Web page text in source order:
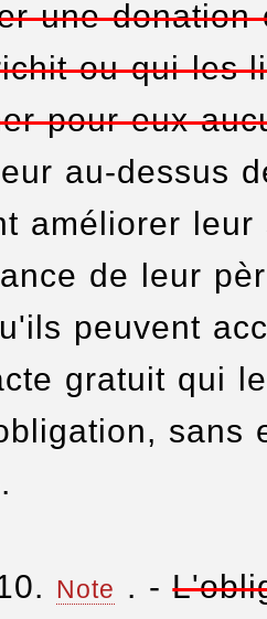
une
ou qui les
pour eux
au-dessus
améliorer
de leur
peuvent
gratuit qui
sans
Note . -